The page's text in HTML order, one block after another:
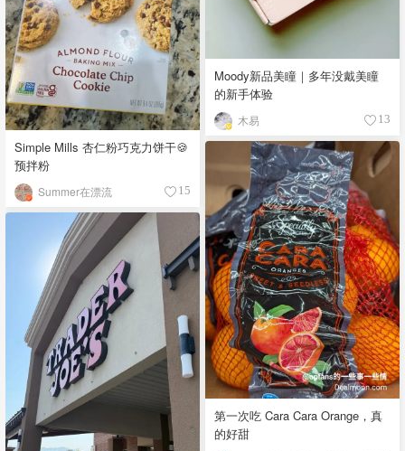
Moody新品美瞳｜多年没戴美瞳
的新手体验
木易 13
Simple Mills 杏仁粉巧克力饼干🍪
预拌粉
Summer在漂流 15
第一次吃 Cara Cara Orange，真
的好甜